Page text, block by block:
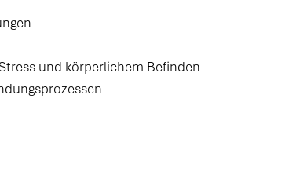
und körperlichem Befinden